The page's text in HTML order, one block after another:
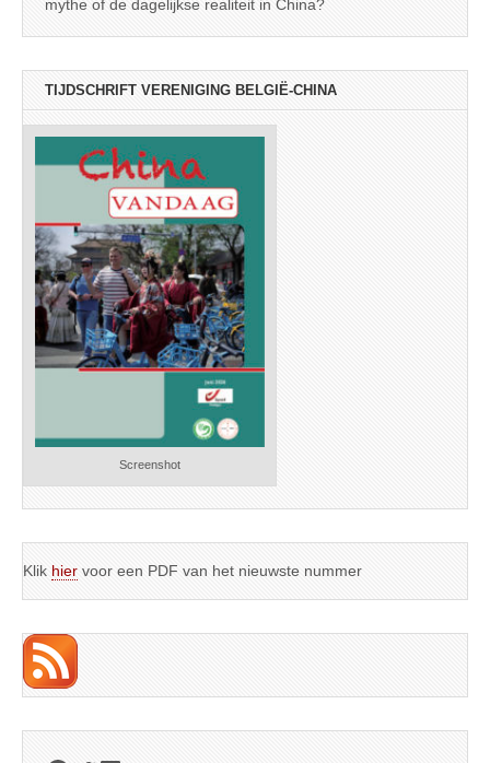
mythe of de dagelijkse realiteit in China?
TIJDSCHRIFT VERENIGING BELGIË-CHINA
Screenshot
Klik hier voor een PDF van het nieuwste nummer